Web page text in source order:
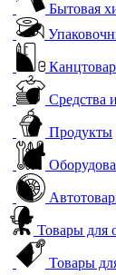
Бытовая
Средства
Продукты
Товары для
Товары